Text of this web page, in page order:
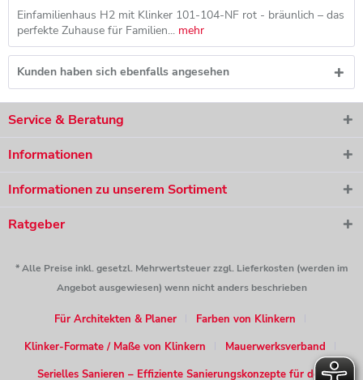
Einfamilienhaus H2 mit Klinker 101-104-NF rot - bräunlich – das
perfekte Zuhause für Familien... mehr
Kunden haben sich ebenfalls angesehen
Service & Beratung
Informationen
Informationen zu unserem Sortiment
Ratgeber
* Alle Preise inkl. gesetzl. Mehrwertsteuer zzgl. Lieferkosten (werden im
Angebot ausgewiesen) wenn nicht anders beschrieben
Für Architekten & Planer
Farben von Klinkern
Klinker-Formate / Maße von Klinkern
Mauerwerksverband
Serielles Sanieren – Effiziente Sanierungskonzepte für den